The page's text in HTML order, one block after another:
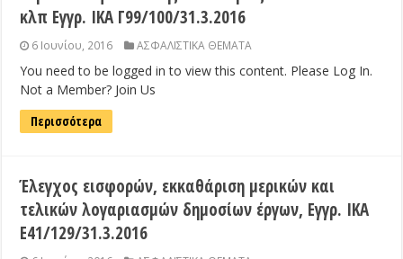
κλπ Εγγρ. ΙΚΑ Γ99/100/31.3.2016
6 Ιουνίου, 2016 ΑΣΦΑΛΙΣΤΙΚΑ ΘΕΜΑΤΑ
You need to be logged in to view this content. Please Log In.
Not a Member? Join Us
Περισσότερα
Έλεγχος εισφορών, εκκαθάριση μερικών και
τελικών λογαριασμών δημοσίων έργων, Εγγρ. ΙΚΑ
Ε41/129/31.3.2016